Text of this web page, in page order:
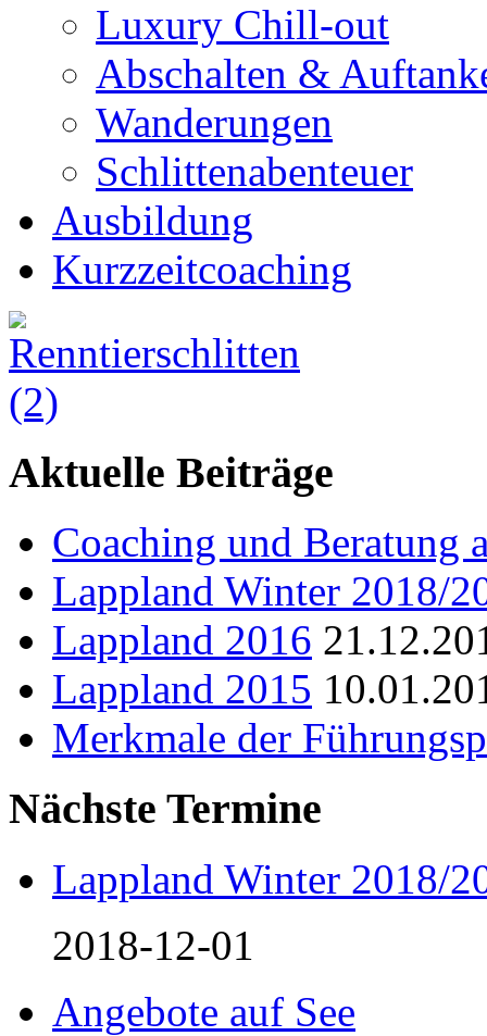
Luxury Chill-out
Abschalten &
Wanderungen
Schlittenabenteuer
Ausbildung
Kurzzeitcoaching
Aktuelle Beiträge
Coaching und Beratung
Lappland Winter 2018/
Lappland 2016
Lappland 2015
Merkmale der
Nächste Termine
Lappland Winter 2018/
2018-12-01
Angebote auf See